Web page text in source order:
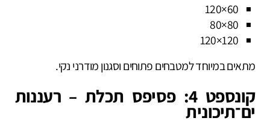
60×120
80×80
120×120
מתאים במיוחד למטבחים פתוחים וסגנון מודרני נקי.
קונספט 4: פסיפס תכלת – רעננות
ים־תיכונית